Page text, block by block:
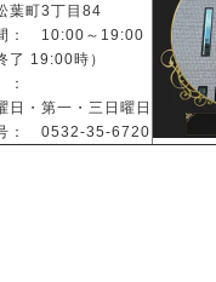
葉町3丁目84
： 10:00～19:00
了 19:00時）
日・第一・三日曜日
： 0532-35-6720